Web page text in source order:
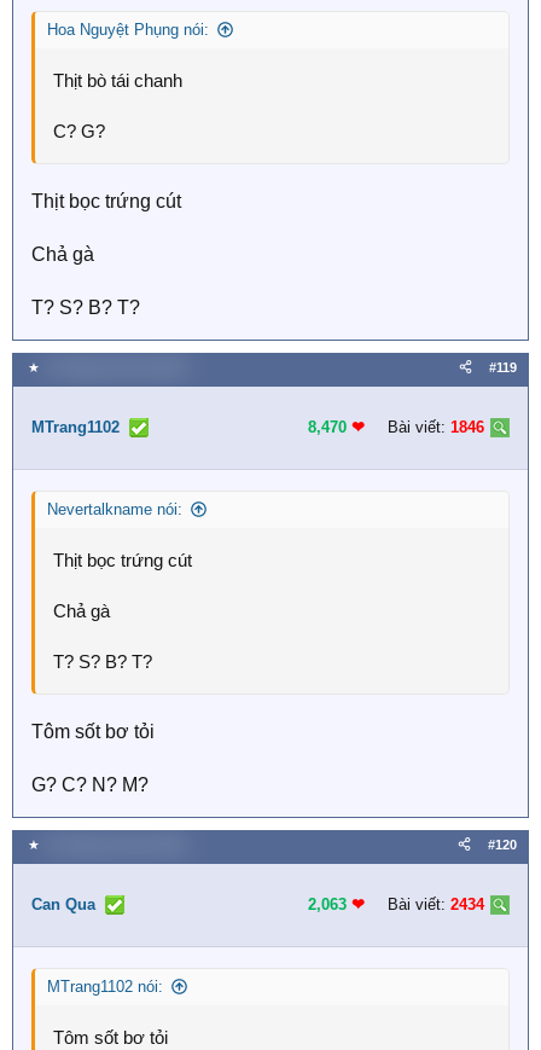
Hoa Nguyệt Phụng nói:
Thịt bò tái chanh
C? G?
Thịt bọc trứng cút
Chả gà
T? S? B? T?
★ #119
MTrang1102 8,470 ❤︎ Bài viết: 1846
Nevertalkname nói:
Thịt bọc trứng cút
Chả gà
T? S? B? T?
Tôm sốt bơ tỏi
G? C? N? M?
★ #120
Can Qua 2,063 ❤︎ Bài viết: 2434
MTrang1102 nói:
Tôm sốt bơ tỏi